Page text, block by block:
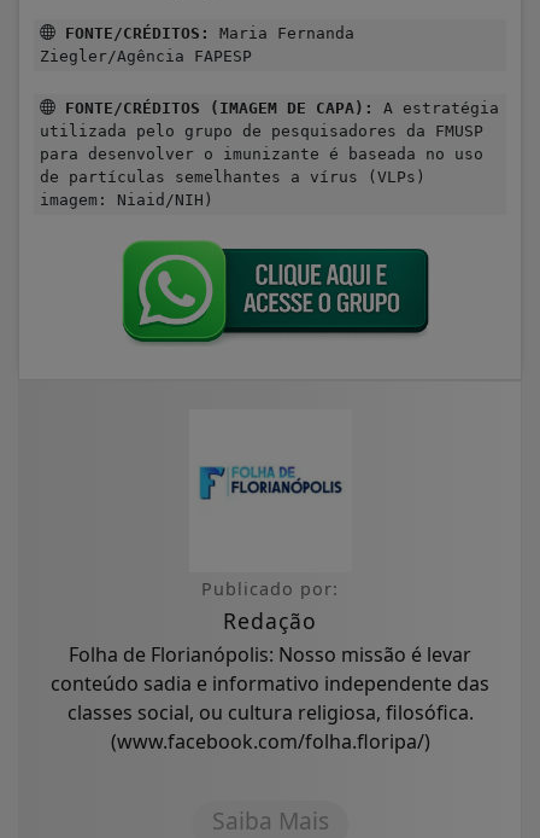
FONTE/CRÉDITOS:
Maria Fernanda
Ziegler/Agência FAPESP
FONTE/CRÉDITOS (IMAGEM DE CAPA):
A estratégia
utilizada pelo grupo de pesquisadores da FMUSP
para desenvolver o imunizante é baseada no uso
de partículas semelhantes a vírus (VLPs)
imagem: Niaid/NIH)
Publicado por:
Redação
Folha de Florianópolis: Nosso missão é levar
conteúdo sadia e informativo independente das
classes social, ou cultura religiosa, filosófica.
(www.facebook.com/folha.floripa/)
Saiba Mais